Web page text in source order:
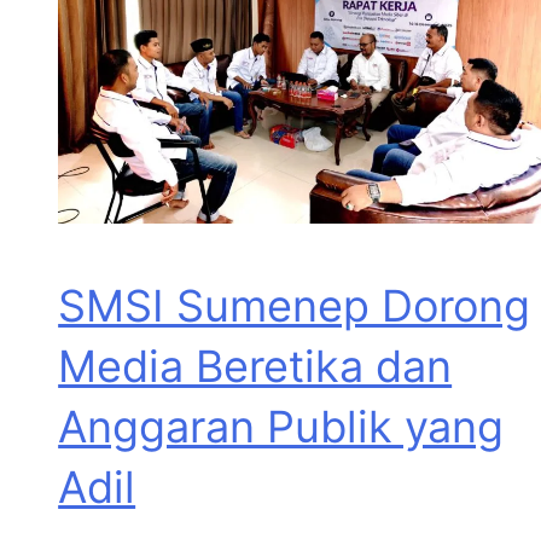
SMSI Sumenep Dorong
Media Beretika dan
Anggaran Publik yang
Adil